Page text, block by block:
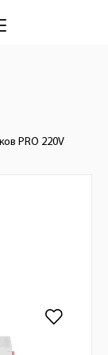
PRO 220V